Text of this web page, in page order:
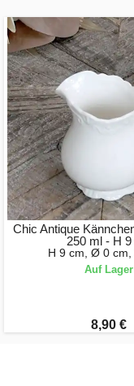
Chic Antique
250 ml - H
H 9 cm, Ø 0 cm,
Auf Lager
8,90 €